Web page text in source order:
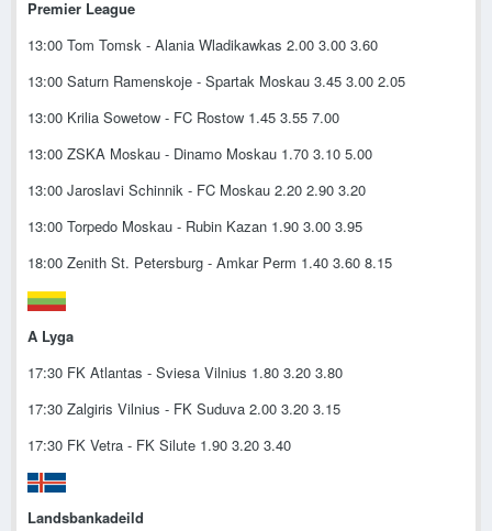
Premier League
13:00 Tom Tomsk - Alania Wladikawkas 2.00 3.00 3.60
13:00 Saturn Ramenskoje - Spartak Moskau 3.45 3.00 2.05
13:00 Krilia Sowetow - FC Rostow 1.45 3.55 7.00
13:00 ZSKA Moskau - Dinamo Moskau 1.70 3.10 5.00
13:00 Jaroslavi Schinnik - FC Moskau 2.20 2.90 3.20
13:00 Torpedo Moskau - Rubin Kazan 1.90 3.00 3.95
18:00 Zenith St. Petersburg - Amkar Perm 1.40 3.60 8.15
A Lyga
17:30 FK Atlantas - Sviesa Vilnius 1.80 3.20 3.80
17:30 Zalgiris Vilnius - FK Suduva 2.00 3.20 3.15
17:30 FK Vetra - FK Silute 1.90 3.20 3.40
Landsbankadeild